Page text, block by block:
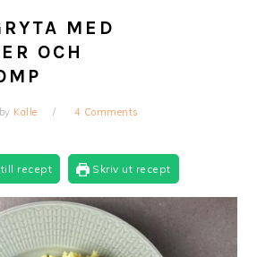
MED
OCH
by Kalle 4 Comments
recept Skriv ut recept